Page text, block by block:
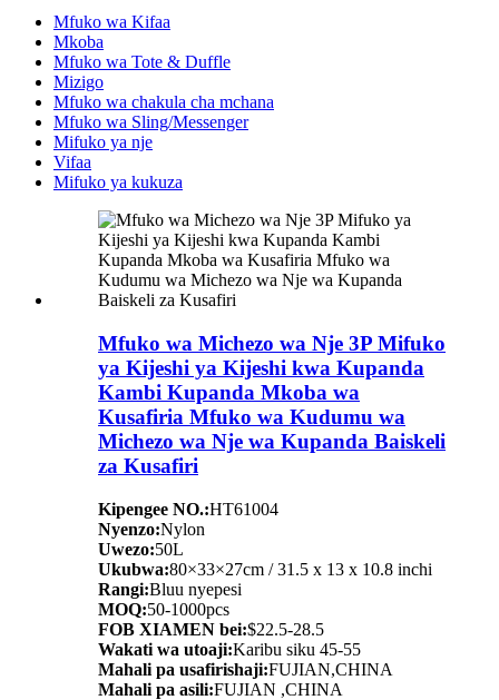
Mfuko wa Kifaa
Mkoba
Mfuko wa Tote & Duffle
Mizigo
Mfuko wa chakula cha mchana
Mfuko wa Sling/Messenger
Mifuko ya nje
Vifaa
Mifuko ya kukuza
Mfuko wa Michezo wa Nje 3P Mifuko
ya Kijeshi ya Kijeshi kwa Kupanda
Kambi Kupanda Mkoba wa
Kusafiria Mfuko wa Kudumu wa
Michezo wa Nje wa Kupanda Baiskeli
za Kusafiri
Kipengee NO.:HT61004
Nyenzo:Nylon
Uwezo:50L
Ukubwa:80×33×27cm / 31.5 x 13 x 10.8 inchi
Rangi:Bluu nyepesi
MOQ:50-1000pcs
FOB XIAMEN bei:$22.5-28.5
Wakati wa utoaji:Karibu siku 45-55
Mahali pa usafirishaji:FUJIAN,CHINA
Mahali pa asili:FUJIAN ,CHINA